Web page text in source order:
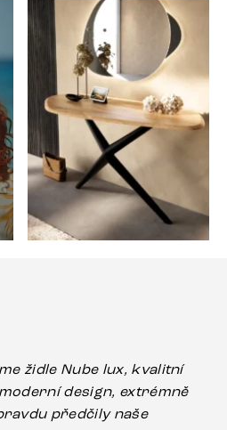
Zároveň pro vás připravu
✨ Když se příroda spojí s
židle Nube lux, kvalitní
design, extrémně
předčily naše